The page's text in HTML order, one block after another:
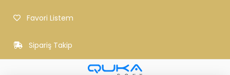
Favori Listem
Sipariş Takip